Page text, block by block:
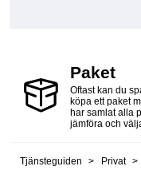
Paket
Oftast kan du
köpa ett paket
har samlat alla
jämföra och
Tjänsteguiden Privat